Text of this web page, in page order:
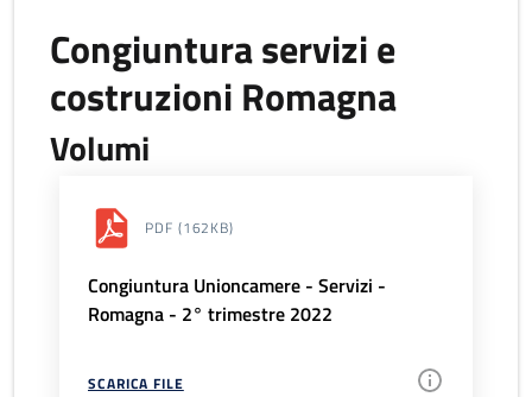
Congiuntura servizi e
costruzioni Romagna
Volumi
PDF (162KB)
Congiuntura Unioncamere - Servizi -
Romagna - 2° trimestre 2022
SCARICA FILE